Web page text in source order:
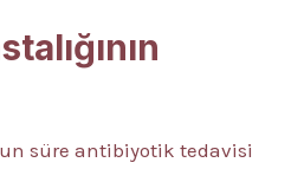
süre antibiyotik tedavisi